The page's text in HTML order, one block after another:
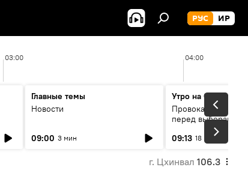
РУС ИР
03:00 04:00
Главные темы
Новости
09:00 3 мин
Утро на Спутнике
Провокации со
перед выборами в
09:13 18 мин
г. Цхинвал 106.3